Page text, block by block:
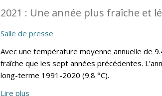
2021 : Une année plus fraîche et
Salle de presse
Avec une température moyenne annuelle de
fraîche que les sept années précédentes.
long-terme 1991-2020 (9.8 °C).
Lire plus